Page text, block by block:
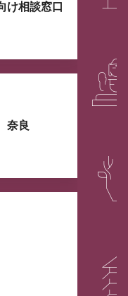
け相談窓口
奈良